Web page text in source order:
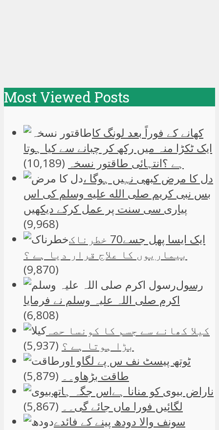
Most Viewed Posts
کھانے کے فوراً بعد لونگ کا
ایک ٹکڑا منہ میں رکھ کر چبانے سے کیا ہوتا
ہے ؟انتہائی طاقتور نسخہ (10,189)
دل کا مرض کبھی نہیں ہوگا ،
بس نبی کریم صلی الله علیه وسلم کی اس
پیاری سی سنت پر عمل کرکے دیکھیں
(9,968)
ایک ایسا پھل جسے70 خطرناک
بیماریوں کا علاج قرار دیا ہے ؟
(9,870)
رسول
اکرم صلی اللہ علیہ وسلم نے فرمایا
(6,808)
کیلا کھانے سے جسم کا کونسا حصہ
بڑا ہوتا ہے ؟ (5,937)
ٹوتھ پیسٹ نف س پے لگاو اور
طاقت بڑھاو۔۔ (5,879)
ناراض بیوی کو منانا ہےاس جگہ ہاتھ
لگائیں فورا ماں جائے گی۔۔ (5,867)
سونف والا دودھ پینے کے فائدے